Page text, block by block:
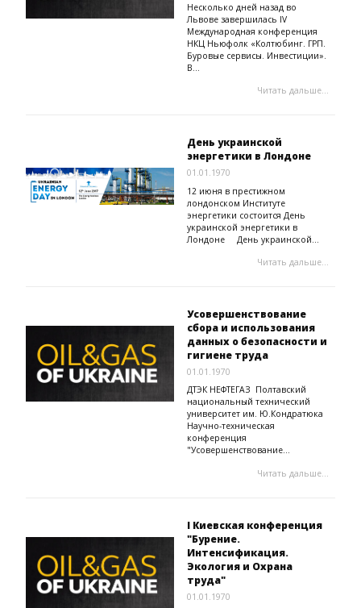
Несколько дней назад во
Львове завершилась IV
Международная конференция
НКЦ Ньюфолк «Колтюбинг. ГРП.
Буровые сервисы. Инвестиции».
В...
Читать дальше...
День украинской
энергетики в Лондоне
01.01.1970
12 июня в престижном
лондонском Институте
энергетики состоится День
украинской энергетики в
Лондоне День украинской...
Читать дальше...
Усовершенствование
сбора и использования
данных о безопасности и
гигиене труда
01.01.1970
ДТЭК НЕФТЕГАЗ Полтавский
национальный технический
университет им. Ю.Кондратюка
Научно-техническая
конференция
"Усовершенствование...
Читать дальше...
I Киевская конференция
"Бурение.
Интенсификация.
Экология и Охрана
труда"
01.01.1970